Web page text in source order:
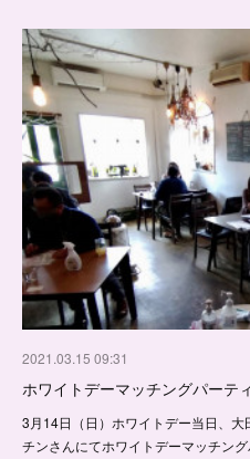
2021.03.15 09:31
ホワイトデーマッチングパーテ
3月14日（日）ホワイトデー当日、
チンさんにてホワイトデーマッチン